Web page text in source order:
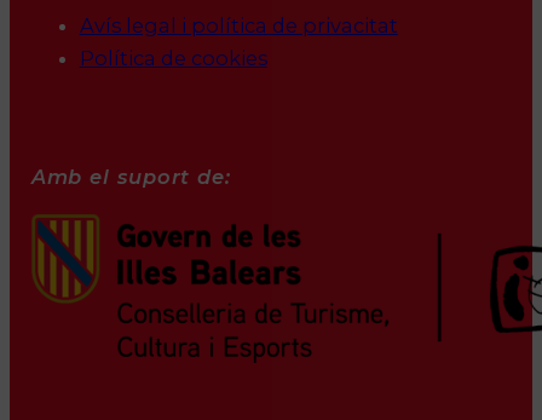
Avís legal i política de privacitat
Política de cookies
Amb el suport de: